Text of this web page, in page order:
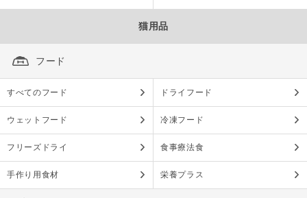
猫用品
フード
すべてのフード ドライフード
ウェットフード 冷凍フード
フリーズドライ 食事療法食
手作り用食材 栄養プラス